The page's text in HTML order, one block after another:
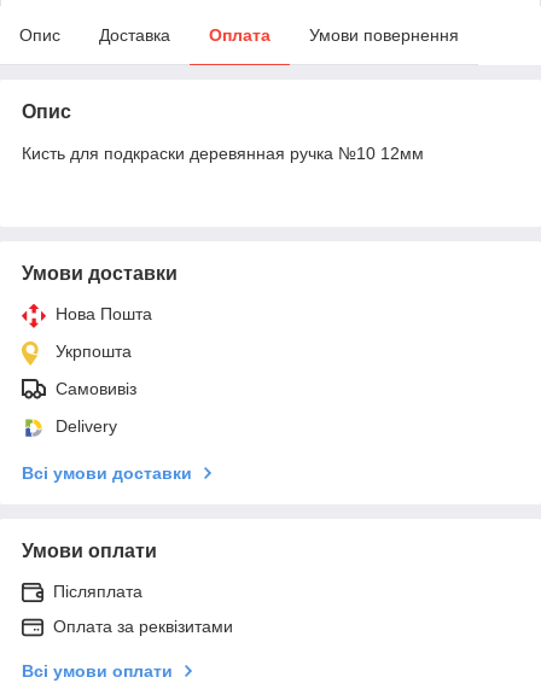
Опис Доставка Оплата Умови повернення
Опис
Кисть для подкраски деревянная ручка №10 12мм
Умови доставки
Нова Пошта
Укрпошта
Самовивіз
Delivery
Всі умови доставки
Умови оплати
Післяплата
Оплата за реквізитами
Всі умови оплати